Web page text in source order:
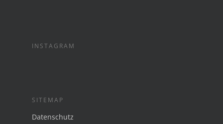
INSTAGRAM
SITEMAP
Datenschutz